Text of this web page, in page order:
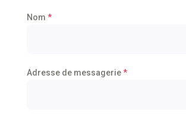
Nom *
Adresse de messagerie*